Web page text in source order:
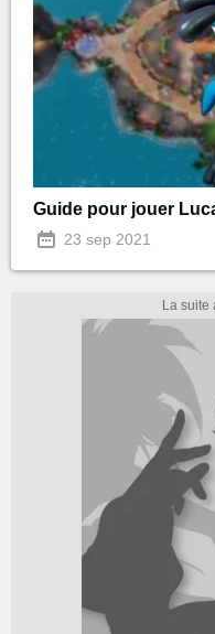
Guide pour jouer
23 sep 2021